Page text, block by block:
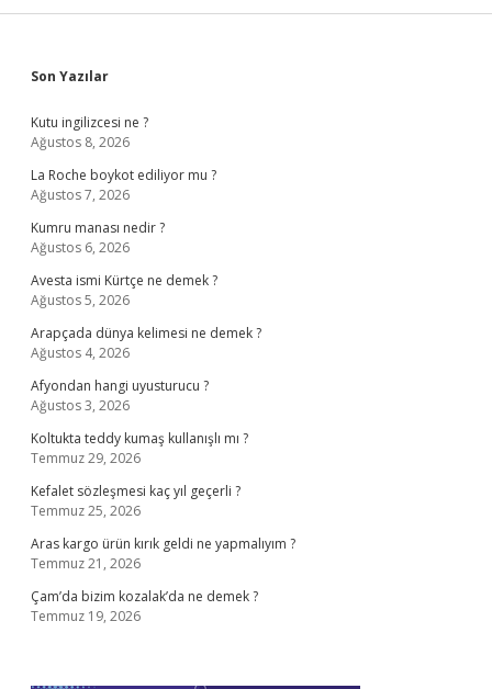
Sidebar
Son Yazılar
Kutu ingilizcesi ne ?
Ağustos 8, 2026
La Roche boykot ediliyor mu ?
Ağustos 7, 2026
Kumru manası nedir ?
Ağustos 6, 2026
Avesta ismi Kürtçe ne demek ?
Ağustos 5, 2026
Arapçada dünya kelimesi ne demek ?
Ağustos 4, 2026
Afyondan hangi uyusturucu ?
Ağustos 3, 2026
Koltukta teddy kumaş kullanışlı mı ?
Temmuz 29, 2026
Kefalet sözleşmesi kaç yıl geçerli ?
Temmuz 25, 2026
Aras kargo ürün kırık geldi ne yapmalıyım ?
Temmuz 21, 2026
Çam’da bizim kozalak’da ne demek ?
Temmuz 19, 2026